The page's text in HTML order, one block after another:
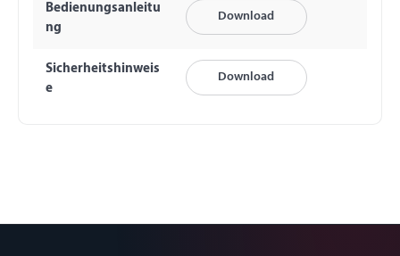
Bedienungsanleitu
ng
Download
Sicherheitshinweis
e
Download